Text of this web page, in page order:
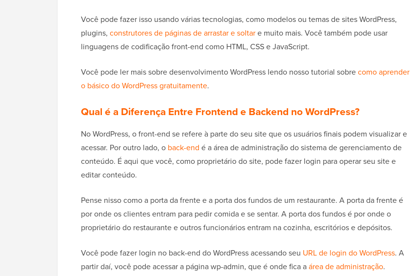
Você pode fazer isso usando várias tecnologias, como modelos ou temas de sites WordPress,
plugins, construtores de páginas de arrastar e soltare muito mais. Você também pode usar
linguagens de codificação front-end como HTML, CSS e JavaScript.
Você pode ler mais sobre desenvolvimento WordPress lendo nosso tutorial sobrecomo aprender
o básico do WordPress gratuitamente.
Qual é a Diferença Entre Frontend e Backend no WordPress?
No WordPress, o front-end se refere à parte do seu site que os usuários finais podem visualizar e
acessar. Por outro lado, o back-end é a área de administração do sistema de gerenciamento de
conteúdo. É aqui que você, como proprietário do site, pode fazer login para operar seu site e
editar conteúdo.
Pense nisso como a porta da frente e a porta dos fundos de um restaurante. A porta da frente é
por onde os clientes entram para pedir comida e se sentar. A porta dos fundos é por onde o
proprietário do restaurante e outros funcionários entram na cozinha, escritórios e depósitos.
Você pode fazer login no back-end do WordPress acessando seu URL de login do WordPress. A
partir daí, você pode acessar a página wp-admin, que é onde fica aárea de administração.